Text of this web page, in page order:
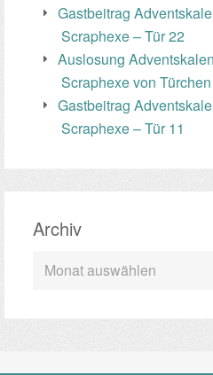
Gastbeitrag
Scraphexe – Tür 22
Auslosung
Scraphexe von Türchen
Gastbeitrag
Scraphexe – Tür 11
Archiv
Archiv